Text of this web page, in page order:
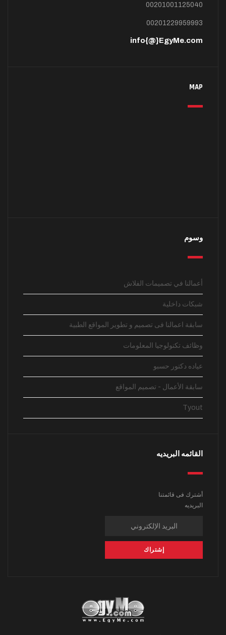
00201001125040
00201229959993
info{@}EgyMe.com
MAP
وسوم
أعمالنا في تصميمات الفلاش
شبكات داخلية
سابقة اعمالنا فى تصميم و تطوير المواقع الطبية
وظائف تكنولوجيا المعلومات
عياده دكتور حسبو
سابقة الأعمال - تصميم المواقع
Tyout
القائمه البريديه
أشترك فى قائمتنا
البريديه